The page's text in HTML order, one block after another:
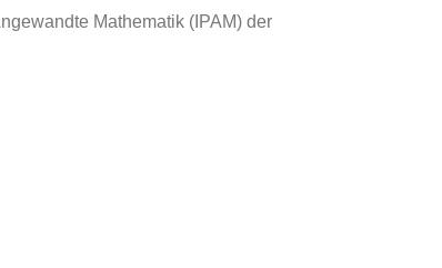
Mathematik (IPAM) der